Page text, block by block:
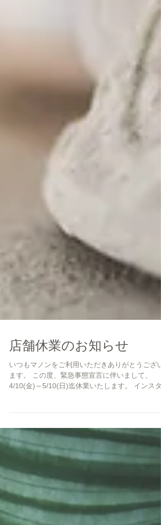
店舗休業のお知らせ
ます。 この度、緊急事態宣言に伴いまして、
は先に告知しておりましたが、ブログでのご報告
が遅れてしまいました。 ご迷惑おかけして申し
ございません。 皆様、お体ご自愛下さいませ。